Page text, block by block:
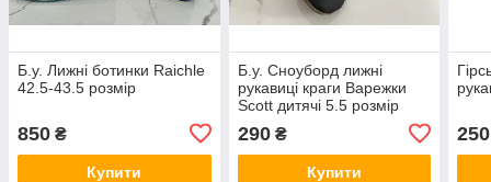
Б.у. Лижні ботинки Raichle
42.5-43.5 розмір
850 ₴
Купити
Б.у. Сноуборд лижні
рукавиці краги Варежки
Scott дитячі 5.5 розмір
290₴
Купити
250